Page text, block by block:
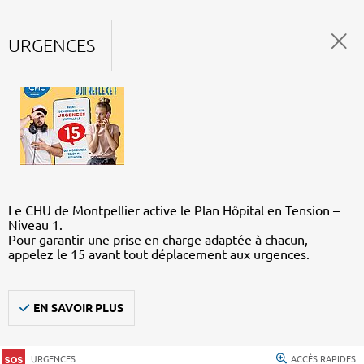
URGENCES
Le CHU de Montpellier active le Plan Hôpital en Tension –
Niveau 1.
Pour garantir une prise en charge adaptée à chacun,
appelez le 15 avant tout déplacement aux urgences.
EN SAVOIR PLUS
URGENCES ACCÈS RAPIDES